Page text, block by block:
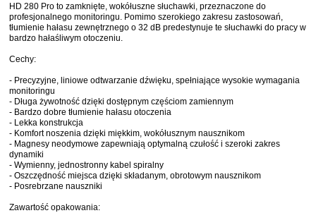
HD 280 Pro to zamknięte, wokółuszne słuchawki, przeznaczone do
profesjonalnego monitoringu. Pomimo szerokiego zakresu zastosowań,
tłumienie hałasu zewnętrznego o 32 dB predestynuje te słuchawki do pracy w
bardzo hałaśliwym otoczeniu.
Cechy:
- Precyzyjne, liniowe odtwarzanie dźwięku, spełniające wysokie wymagania
monitoringu
- Długa żywotność dzięki dostępnym częściom zamiennym
- Bardzo dobre tłumienie hałasu otoczenia
- Lekka konstrukcja
- Komfort noszenia dzięki miękkim, wokółusznym nausznikom
- Magnesy neodymowe zapewniają optymalną czułość i szeroki zakres
dynamiki
- Wymienny, jednostronny kabel spiralny
- Oszczędność miejsca dzięki składanym, obrotowym nausznikom
- Posrebrzane nauszniki
Zawartość opakowania: